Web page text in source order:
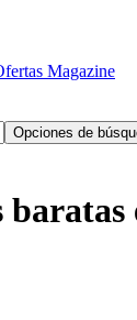
Magazine
Opciones de
baratas